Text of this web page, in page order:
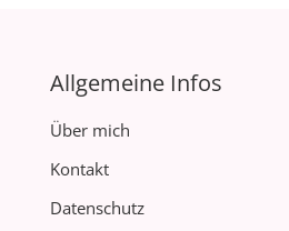
Allgemeine Infos
Über mich
Kontakt
Datenschutz